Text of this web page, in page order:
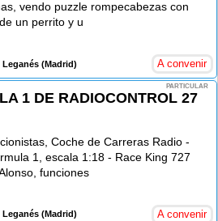
vendo puzzle rompecabezas con
un perrito y u
(Madrid) A convenir
PARTICULAR
1 DE RADIOCONTROL 27
Coche de Carreras Radio -
1, escala 1:18 - Race King 727
funciones
(Madrid) A convenir